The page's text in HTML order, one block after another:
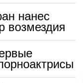
нанес
возмездия